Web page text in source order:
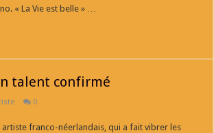
« La Vie est belle » …
talent confirmé
0
artiste franco-néerlandais, qui a fait vibrer les